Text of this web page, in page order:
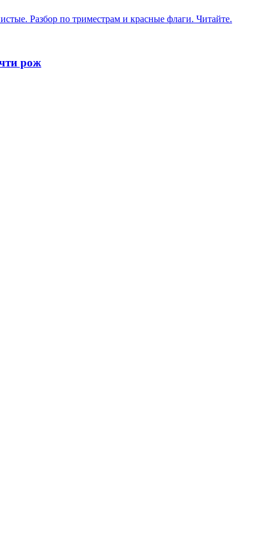
Разбор по триместрам и красные флаги. Читайте.
рож